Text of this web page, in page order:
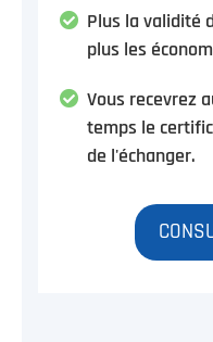
Plus la validité
plus les
Vous recevrez
temps le
de l'échanger.